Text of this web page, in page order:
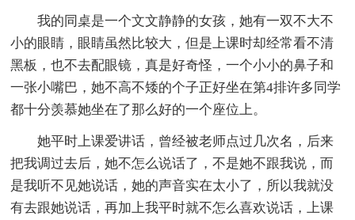
我的同桌是一个文文静静的女孩，她有一双不大不
小的眼睛，眼睛虽然比较大，但是上课时却经常看不清
黑板，也不去配眼镜，真是好奇怪，一个小小的鼻子和
一张小嘴巴，她不高不矮的个子正好坐在第4排许多同学
都十分羡慕她坐在了那么好的一个座位上。
她平时上课爱讲话，曾经被老师点过几次名，后来
把我调过去后，她不怎么说话了，不是她不跟我说，而
是我听不见她说话，她的声音实在太小了，所以我就没
有去跟她说话，再加上我平时就不怎么喜欢说话，上课